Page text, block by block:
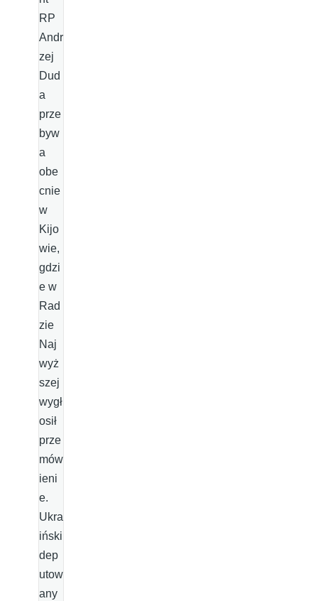
RP
Andr
zej
Dud
a
prze
byw
a
obe
cnie
w
Kijo
wie,
gdzi
e w
Rad
zie
Naj
wyż
szej
wygł
osił
prze
mów
ieni
e.
Ukra
iński
dep
utow
any